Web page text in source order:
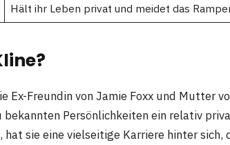
Hält ihr Leben privat und meidet das
Ex-Freundin von Jamie Foxx und Mutter
Persönlichkeiten ein relativ
hat sie eine vielseitige Karriere hinter sich,